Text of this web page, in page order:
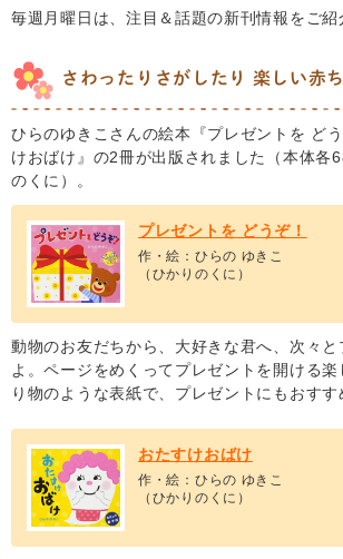
毎週月曜日は、注目＆話題の新刊情報をご紹
さわったりさがしたり 楽しい赤
ひらのゆきこさんの絵本『プレゼントを ど
けおばけ』の2冊が出版されました（本体各
のくに）。
プレゼントを どうぞ！
作・絵：ひらの ゆきこ
（ひかりのくに）
動物のお友だちから、大好きな君へ、次々と
よ。ページをめくってプレゼントを開ける
り物のような表紙で、プレゼントにもおすす
おたすけおばけ
作・絵：ひらの ゆきこ
（ひかりのくに）